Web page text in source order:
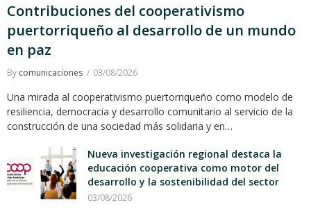
Contribuciones del cooperativismo
puertorriqueño al desarrollo de un mundo
en paz
By comunicaciones 03/08/2026
Una mirada al cooperativismo puertorriqueño como modelo de
resiliencia, democracia y desarrollo comunitario al servicio de la
construcción de una sociedad más solidaria y en…
Nueva investigación regional destaca la
educación cooperativa como motor del
desarrollo y la sostenibilidad del sector
03/08/2026